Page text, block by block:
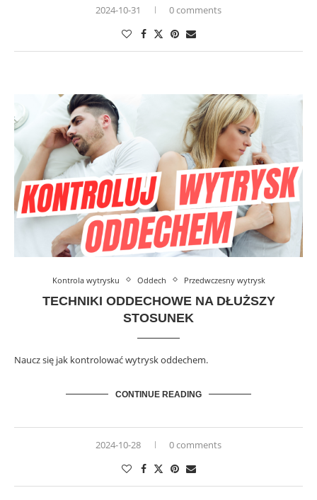
2024-10-31 0 comments
Kontrola wytrysku Oddech Przedwczesny wytrysk
TECHNIKI ODDECHOWE NA DŁUŻSZY
STOSUNEK
Naucz się jak kontrolować wytrysk oddechem.
CONTINUE READING
2024-10-28 0 comments